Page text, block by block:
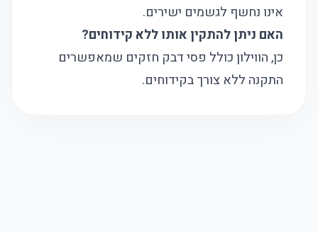
אינו נחשף לגשמים ישירים.
האם ניתן להתקין אותו ללא קידוחים?
כן, הווילון כולל פסי דבק חזקים שמאפשרים
התקנה ללא צורך בקידוחים.